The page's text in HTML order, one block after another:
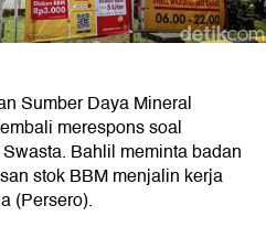
Sumber Daya Mineral
merespons soal
Bahlil meminta badan
stok BBM menjalin kerja
(Persero).